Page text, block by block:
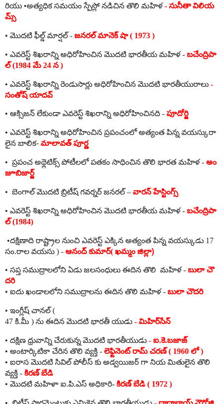
రియు •అత్యధిక సమయం స్పేస్లో నడిచిన తొలి మహిళ - సునీతా విలియ
మ్స్
• మొదటి ఫీల్డ్ మార్షల్- జనరల్ మానెక్ షా( 1973 )
• ఎవరెస్ట్ శిఖరాన్ని అధిరోహించిన మొదటి భారతీయ మహిళ- బచేంద్రిపా
ల్(1984 మే 24 న)
• ఎవరెస్ట్ శిఖరాన్ని రెండుసార్లు అధిరోహించిన మొదటి భారతీయురాలు -
సంతోష్ యాదవ్
• ఆక్సిజన్ లేకుండా ఎవరెస్ట్ శిఖరాన్ని అధిరోహించినది - పూదోర్జి
• ఎవరెస్ట్ శిఖరాన్ని అధిరోహించిన ప్రపంచంలో అత్యంత పిన్న వయస్కురా
లైన బాలిక- మాలావత్ పూర్ణ
• ప్రపంచ అథ్లెటిక్స్ పోటీలలో పతకం సాధించిన తొలి భారత మహిళ- అం
జూబిజార్జ్
• బెంగాల్ మొదటి బ్రిటీష్ గవర్నర్ జనరల్– వారన్ హేస్టింగ్స్
• ఎవరెస్ట్ శిఖరాన్ని అధిరోహించిన మొదటి భారతీయ మహిళ- బచేంద్రిపా
ల్(1984)
•దక్షిణాది రాష్ట్రాల నుంచి ఎవరెస్ట్ ఎక్కిన అత్యంత పిన్న వయస్కుడు 17
సం.రాల వయసు ) - ఆనంద్ కుమార్( ఖమ్మం జిల్లా)
• సప్త సముద్రాలలోని ఏడు జలసంధులు ఈదిన తొలి మహిళ- బులా చౌ
దరి
• ఐదు ఖండాలలోని సముద్రాలను ఈదిన తొలి మహిళ- బులా చౌదరి
• ఇంగ్లీష్ చానల్(
47 కి.మీ ) ను ఈదిన మొదటి భారతీ యుడు - మిహిర్సేన్
• దక్షిణ ధ్రువాన్ని చేరుకున్న మొదటి భారతీయుడు - ఐ.కె.బజాజ్
• అంటార్కిటికా చేరిన తొలి వ్యక్తి - లెఫ్టినెంట్ రామ్ చరణ్( 1960 లో)
• ఐరాస మొదటి సివిల్ పోలీస్ కు అడ్వయిజర్ గా నియ మితులైన తొలి
వ్యక్తి - కిరణ్ బేడి
• మొదటి మహిళా ఐ.పి.ఎస్ అధికారి- కిరణ్ బేడి ( 1972 )